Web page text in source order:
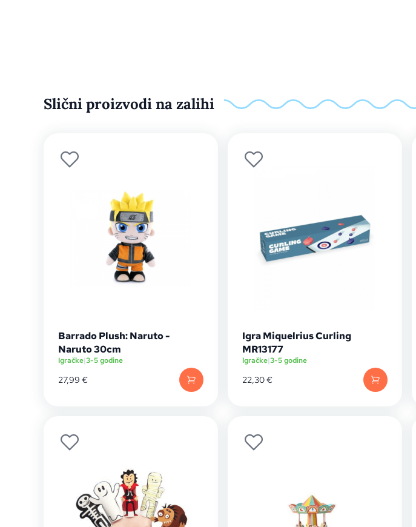
Slični proizvodi na zalihi
Barrado Plush: Naruto -
Naruto 30cm
Igračke|3-5 godine
27,99 €
Igra Miquelrius Curling
MR13177
Igračke|3-5 godine
22,30€